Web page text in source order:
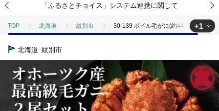
「ふるさとチョイス」システム連携に関して
TOP 北海道 紋別市 30-139 ボイル毛がに(約440g～
TOP
+1
北海道 紋別市